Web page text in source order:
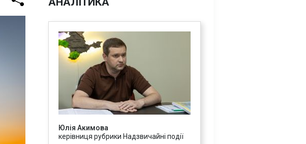
Юлія Акимова
керівниця рубрики Надзвичайні події